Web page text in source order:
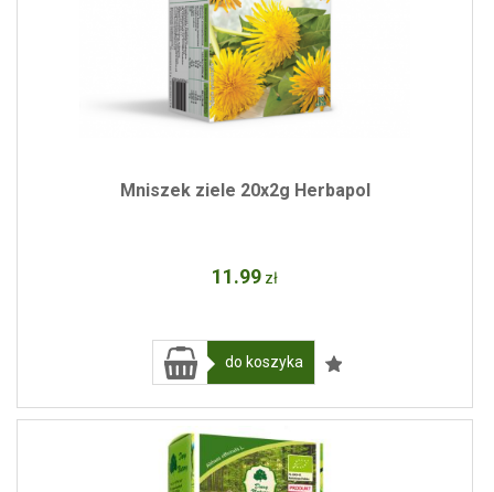
Mniszek ziele 20x2g Herbapol
11.99 zł
do koszyka